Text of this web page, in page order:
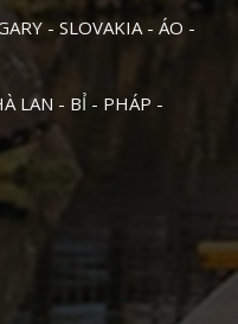
- SLOVAKIA - ÁO -
LAN - BỈ - PHÁP -